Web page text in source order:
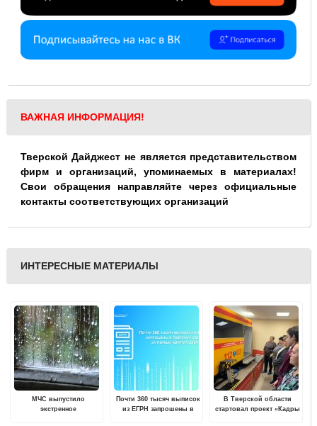
ВАЖНАЯ ИНФОРМАЦИЯ!
Тверской Дайджест не является представительством
фирм и организаций, упоминаемых в материалах!
Свои обращения направляйте через официальные
контакты соответствующих организаций
ИНТЕРЕСНЫЕ МАТЕРИАЛЫ
МЧС выпустило
экстренное
Почти 360 тысяч выписок
из ЕГРН запрошены в
В Тверской области
стартовал проект «Кадры